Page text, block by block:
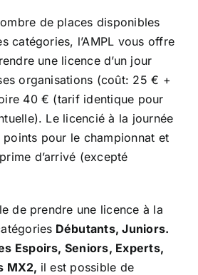
de places disponibles
catégories, l’AMPL vous offre
une licence d’un jour
organisations (coût: 25 € +
40 € (tarif identique pour
Le licencié à la journée
points pour le championnat et
d’arrivé (excepté
de prendre une licence à la
Débutants, Juniors.
Espoirs, Seniors, Experts,
MX2, il est possible de